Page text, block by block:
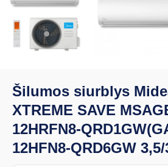
Šilumos siurblys
XTREME SAVE
12HRFN8-
12HFN8-QRD6GW